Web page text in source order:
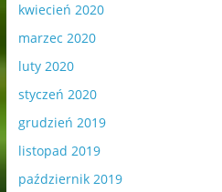
kwiecień 2020
marzec 2020
luty 2020
styczeń 2020
grudzień 2019
listopad 2019
październik 2019